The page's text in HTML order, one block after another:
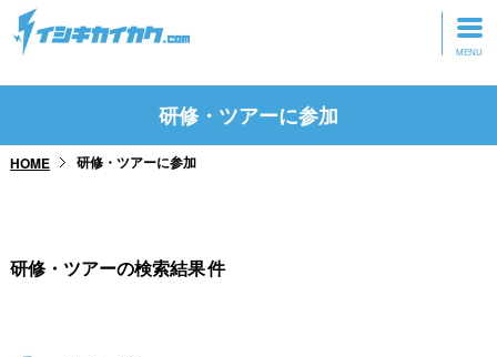
トップページ
研修・ツアーに参加
研修・ツアーに参加
HOME 研修・ツアーに参加
研修・ツアーの検索結果件